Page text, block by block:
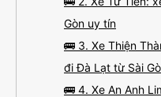
Gòn uy tín
🚌 3. Xe Thiện
đi Đà Lạt từ Sài
🚌 4. Xe An Anh